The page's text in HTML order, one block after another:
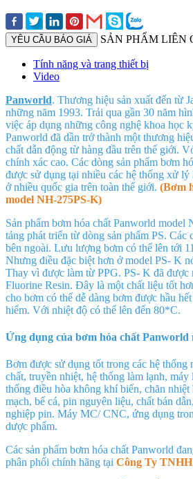
YÊU CẦU BÁO GIÁ SẢN PHẨM LIÊN
Tính năng và trang thiết bị
Video
Panworld. Thương hiệu sản xuất đến từ
những năm 1993. Trải qua gần 30 năm
việc áp dụng những công nghệ khoa học
Panworld đã dần trở thành một thương
chất dẫn động từ hàng đầu trên thế giới.
chính xác cao. Các dòng sản phẩm bơm
được sử dụng tại nhiều các hệ thống xử lý
ở nhiều quốc gia trên toàn thế giới. (Bơm
model NH-275PS-K)
Sản phẩm bơm hóa chất Panworld model
tảng phát triển từ dòng sản phẩm PS. Các
bên ngoài. Lưu lượng bơm có thể lên tới
Nhưng điều đặc biệt hơn ở model PS- K
Thay vì được làm từ PPG. PS- K đã được
Fluorine Resin. Đây là một chất liệu tốt
cho bơm có thể dễ dàng bơm được hầu
hiểm. Với nhiệt độ có thể lên đến 80*C.
Ứng dụng của bơm hóa chất Panworld
Bơm được sử dụng tốt trong các hệ thống
chất, truyền nhiệt, hệ thống làm lạnh,
thống điều hòa không khí biển, chăn
mạch, bể cá, pin nguyên liệu, chất bán
nghiệp pin. Máy MC/ CNC, ứng dụng
dược phẩm.
Các sản phẩm bơm hóa chất Panworld
phân phối chính hãng tại Công Ty